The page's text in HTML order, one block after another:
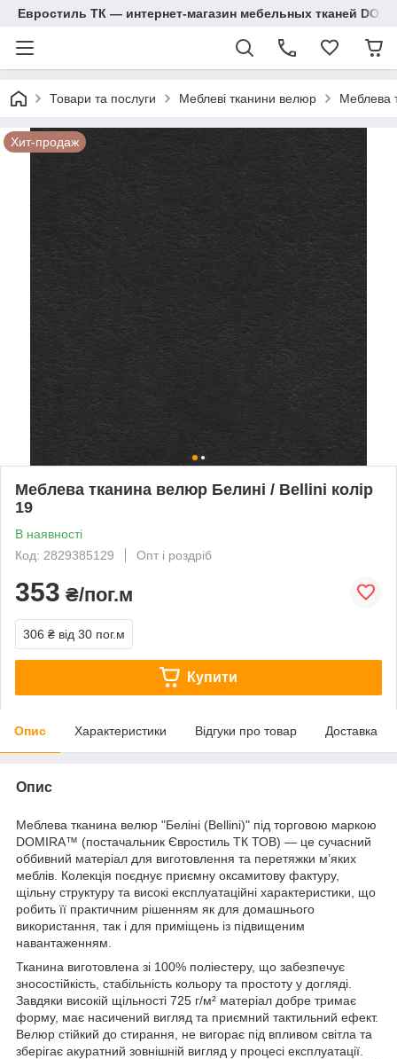
Евростиль ТК — интернет-магазин мебельных тканей
Товари та послуги Меблеві тканини велюр Меблева
Хит-продаж
Меблева тканина велюр Белині / Bellini колір
19
В наявності
Код: 2829385129
Опт і роздріб
353 ₴/пог.м
306 ₴ від 30 пог.м
Купити
Опис Характеристики Відгуки про товар Доставка
Опис
Меблева тканина велюр "Беліні (Bellini)" під торговою маркою
DOMIRA™ (постачальник Євростиль ТК ТОВ) — це сучасний
оббивний матеріал для виготовлення та перетяжки м’яких
меблів. Колекція поєднує приємну оксамитову фактуру,
щільну структуру та високі експлуатаційні характеристики, що
робить її практичним рішенням як для домашнього
використання, так і для приміщень із підвищеним
навантаженням.
Тканина виготовлена зі 100% поліестеру, що забезпечує
зносостійкість, стабільність кольору та простоту у догляді.
Завдяки високій щільності 725 г/м² матеріал добре тримає
форму, має насичений вигляд та приємний тактильний ефект.
Велюр стійкий до стирання, не вигорає під впливом світла та
зберігає акуратний зовнішній вигляд у процесі експлуатації.